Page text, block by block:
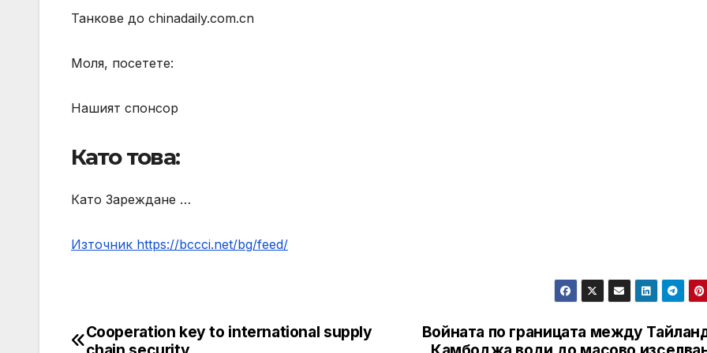
Танкове до chinadaily.com.cn
Моля, посетете:
Нашият спонсор
Като това:
Като Зареждане …
Източник https://bccci.net/bg/feed/
Post
Войната по границата между
Cooperation key to international supply